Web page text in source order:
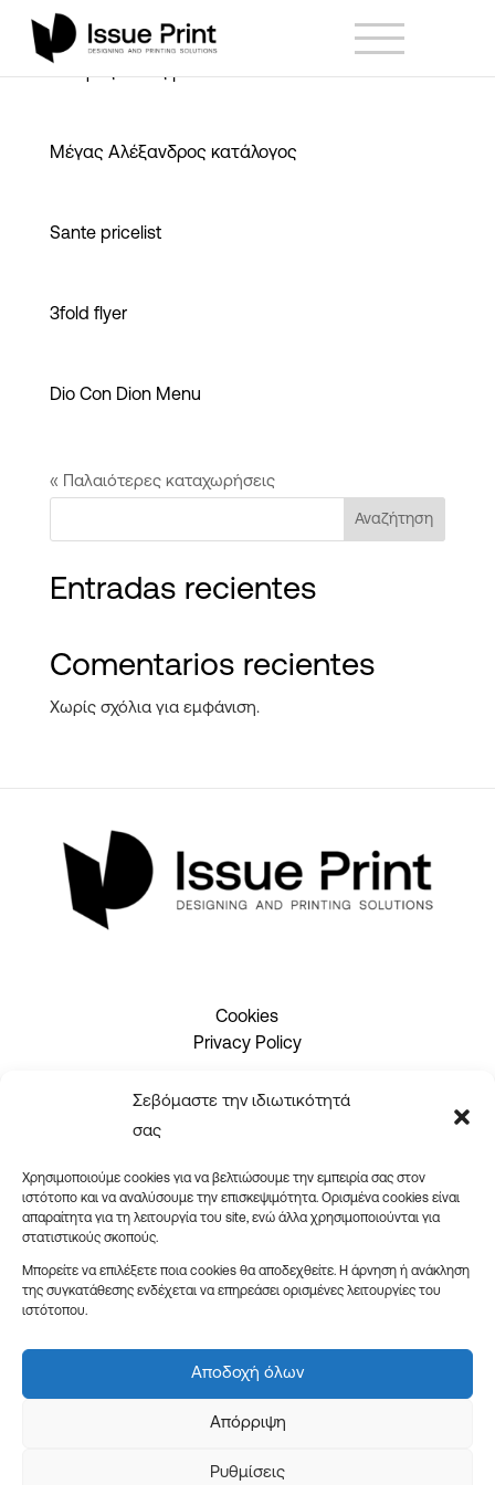
Σεβόμαστε την ιδιωτικότητά
σας
Χρησιμοποιούμε cookies για να βελτιώσουμε την εμπειρία σας στον
ιστότοπο και να αναλύσουμε την επισκεψιμότητα. Ορισμένα cookies είναι
απαραίτητα για τη λειτουργία του site, ενώ άλλα χρησιμοποιούνται για
στατιστικούς σκοπούς.
Μπορείτε να επιλέξετε ποια cookies θα αποδεχθείτε. Η άρνηση ή ανάκληση
της συγκατάθεσης ενδέχεται να επηρεάσει ορισμένες λειτουργίες του
ιστότοπου.
Αποδοχή όλων
Απόρριψη
Ρυθμίσεις
Μαύρος Γάτος μενού
Μέγας Αλέξανδρος κατάλογος
Sante pricelist
3fold flyer
Dio Con Dion Menu
« Παλαιότερες καταχωρήσεις
Αναζήτηση
Entradas recientes
Comentarios recientes
Χωρίς σχόλια για εμφάνιση.
Cookies
Privacy Policy
2310 465660
info@issueprint.gr|ipsilou@gmail.com
We2Design grafx & web